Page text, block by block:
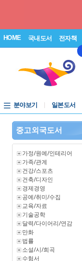
HOME 국내도서 전자책
분야보기 일본도서
중고외국도서
가정/원예/인테리어
가족/관계
건강/스포츠
건축/디자인
경제경영
공예/취미/수집
교육/자료
기술공학
달력/다이어리/연감
만화
법률
소설/시/희곡
수험서